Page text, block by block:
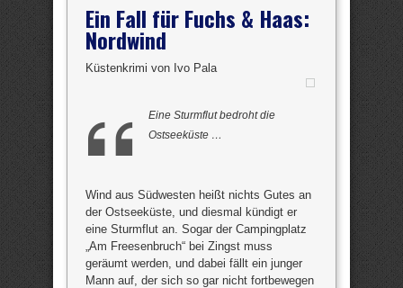
Ein Fall für Fuchs & Haas:
Nordwind
Küstenkrimi von Ivo Pala
Eine Sturmflut bedroht die
Ostseeküste …
Wind aus Südwesten heißt nichts Gutes an
der Ostseeküste, und diesmal kündigt er
eine Sturmflut an. Sogar der Campingplatz
„Am Freesenbruch“ bei Zingst muss
geräumt werden, und dabei fällt ein junger
Mann auf, der sich so gar nicht fortbewegen